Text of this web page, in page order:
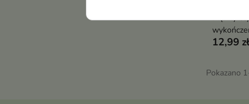
Piękny
12,99 zł
Pokazano